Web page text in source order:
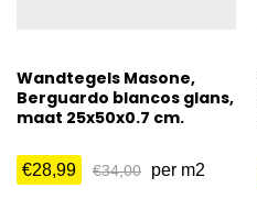
Wandtegels Masone,
Berguardo blancos glans,
maat 25x50x0.7 cm.
€28,99 €34,00 per m2